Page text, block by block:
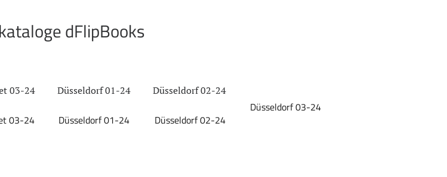
dFlipBooks
03-24
03-24
Düsseldorf 01-24
Düsseldorf 01-24
Düsseldorf 02-24
Düsseldorf 02-24
Düsseldorf 03-24